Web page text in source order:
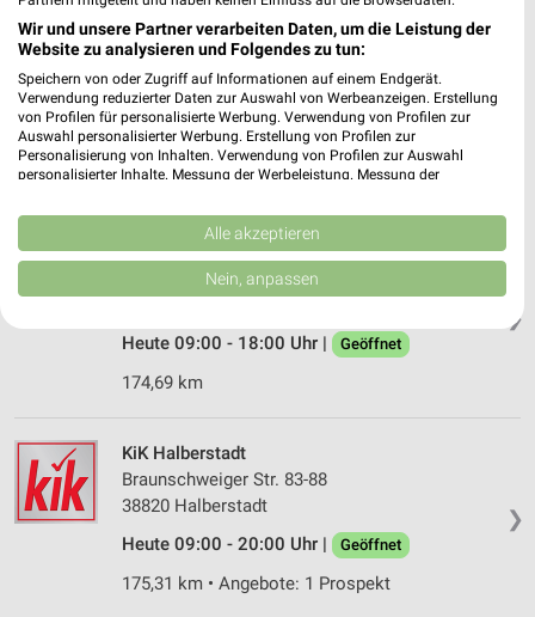
Woolworth Halberstadt, Rathauspassage
Holzmarkt 7
38820 Halberstadt, Rathauspassage
Heute geschlossen
174,82 km
❯
Takko Fashion Halberstadt
Fischmarkt 12
Heute 09:00 - 18:00 Uhr |
Geöffnet
174,69 km
❯
KiK Halberstadt
Braunschweiger Str. 83-88
38820 Halberstadt
Heute 09:00 - 20:00 Uhr |
Geöffnet
175,31 km • Angebote: 1 Prospekt
Wir und unsere Partner verarbeiten Daten, um die Leistung der
Website zu analysieren und Folgendes zu tun:
Speichern von oder Zugriff auf Informationen auf einem Endgerät.
Verwendung reduzierter Daten zur Auswahl von Werbeanzeigen. Erstellung
von Profilen für personalisierte Werbung. Verwendung von Profilen zur
Auswahl personalisierter Werbung. Erstellung von Profilen zur
Personalisierung von Inhalten. Verwendung von Profilen zur Auswahl
personalisierter Inhalte. Messung der Werbeleistung. Messung der
Kombinationen von Daten aus verschiedenen Quellen. Entwicklung und
Verbesserung der Angebote. Verwendung reduzierter Daten zur Auswahl
von Inhalten.
Daten können außerhalb der Europäischen Union weitergegeben und in die
Website/App.
Speichern von oder Zugriff auf Informationen
auf einem Endgerät
Verwendung reduzierter Daten zur Auswahl von
Werbeanzeigen
Alle akzeptieren
Nein, anpassen